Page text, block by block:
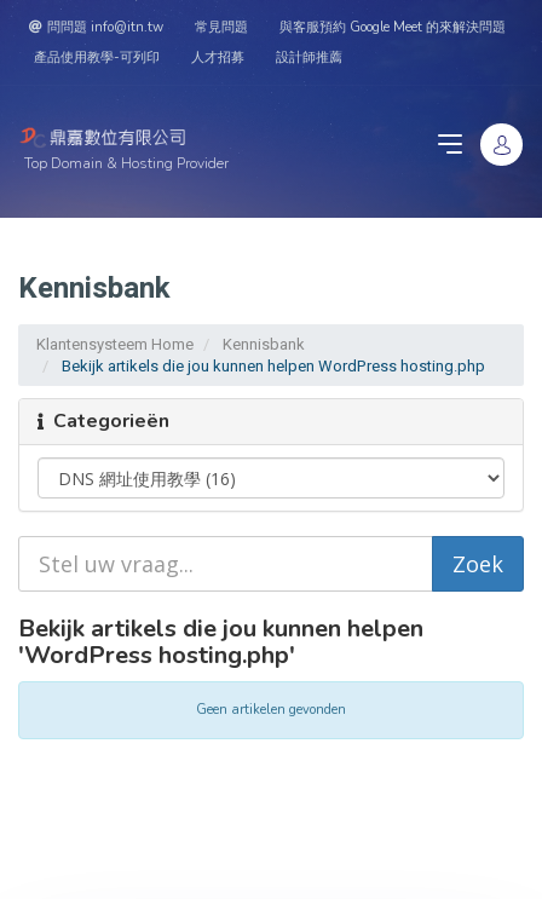
問問題 info@itn.tw 常見問題
與客服預約 Google Meet 的來解決問題
產品使用教學-可列印
人才招募 設計師推薦
Top Domain & Hosting Provider
Kennisbank
Klantensysteem Home
Kennisbank
Bekijk artikels die jou kunnen helpen WordPress hosting.php
Categorieën
Bekijk artikels die jou kunnen helpen
'WordPress hosting.php'
Geen artikelen gevonden